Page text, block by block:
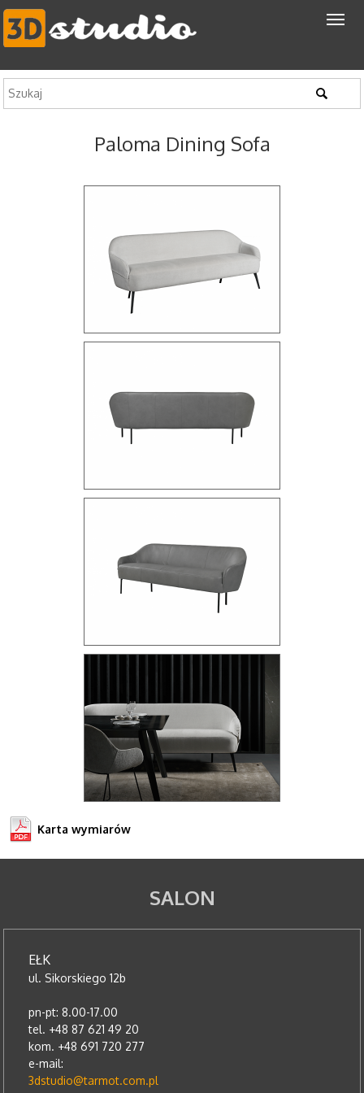
Paloma Dining Sofa
Karta wymiarów
SALON
EŁK
ul. Sikorskiego 12b
pn-pt: 8.00-17.00
tel. +48 87 621 49 20
kom. +48 691 720 277
e-mail:
3dstudio@tarmot.com.pl